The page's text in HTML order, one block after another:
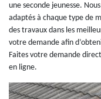
une seconde jeunesse.
adaptés à chaque type de
des travaux dans les
votre demande afin
Faites votre demande
en ligne.